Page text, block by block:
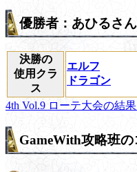
優勝者：あひるさん
決勝の
使用クラ
ス
エルフ
ドラゴン
4th Vol.9 ローテ大会の結
GameWith攻略班の